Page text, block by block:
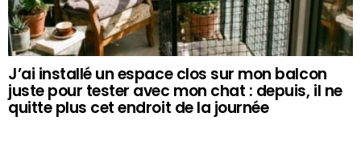
J’ai installé un espace clos sur mon balcon
juste pour tester avec mon chat : depuis, il ne
quitte plus cet endroit de la journée